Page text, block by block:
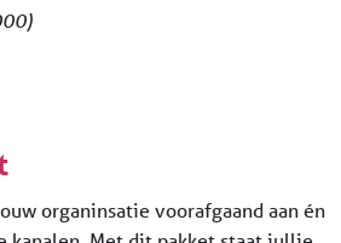
organinsatie voorafgaand aan én